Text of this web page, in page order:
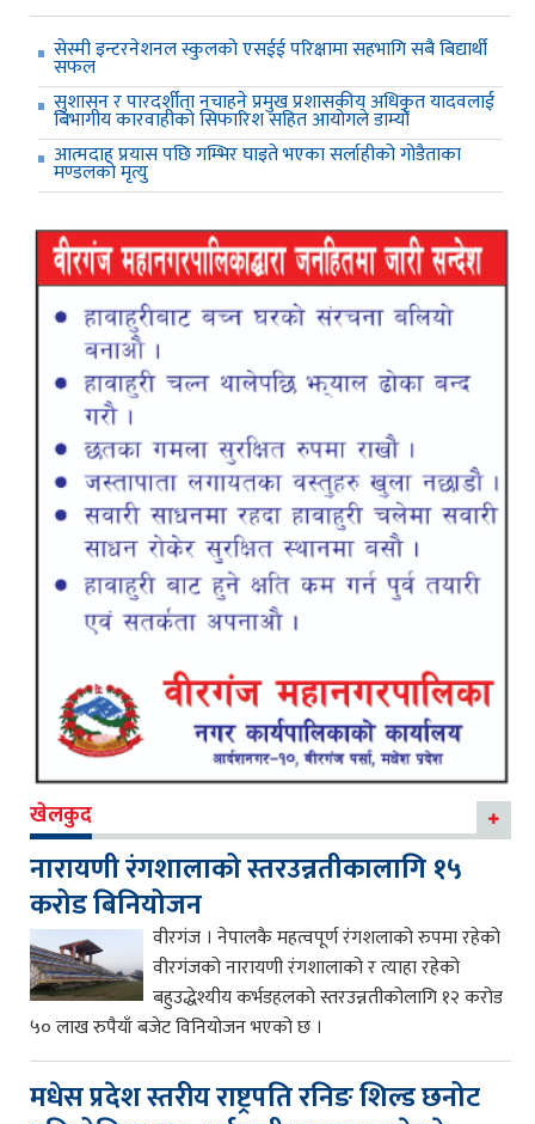
सेस्मी इन्टरनेशनल स्कुलको एसईई परिक्षामा सहभागि सबै बिद्यार्थी
सफल
सुशासन र पारदर्शीता नचाहने प्रमुख प्रशासकीय अधिकृत यादवलाई
बिभागीय कारवाहीको सिफारिश सहित आयोगले डाम्यो
आत्मदाह प्रयास पछि गम्भिर घाइते भएका सर्लाहीको गोडैताका
मण्डलको मृत्यु
खेलकुद
नारायणी रंगशालाको स्तरउन्नतीकालागि १५
करोड बिनियोजन
वीरगंज । नेपालकै महत्वपूर्ण रंगशलाको रुपमा रहेको
वीरगंजको नारायणी रंगशालाको र त्याहा रहेको
बहुउद्धेश्यीय कर्भडहलको स्तरउन्नतीकोलागि १२ करोड
५० लाख रुपैयाँ बजेट विनियोजन भएको छ ।
मधेस प्रदेश स्तरीय राष्ट्रपति रनिङ शिल्ड छनोट